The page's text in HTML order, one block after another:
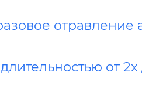
отравление
от